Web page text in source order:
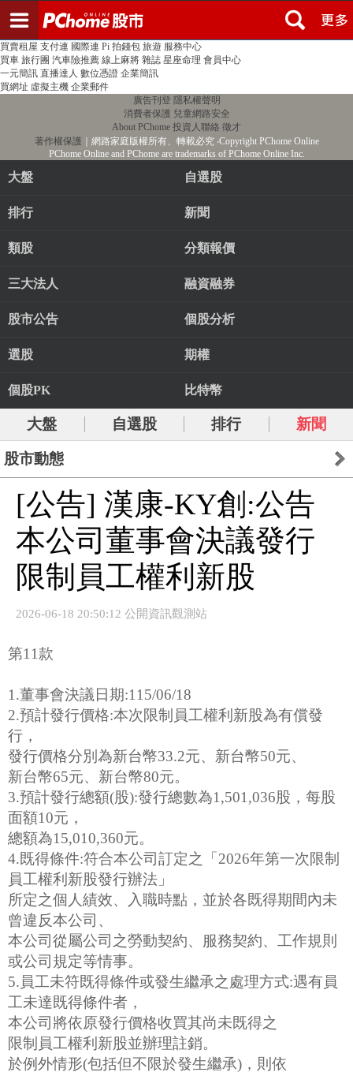
PChome首頁 線上購物 24h購物 書店
買賣租屋 支付連 國際連 Pi 拍錢包 旅遊 服務中心
買車 旅行團 汽車險推薦 線上麻將 雜誌 星座命理 會員中心
一元簡訊 直播達人 數位憑證 企業簡訊
買網址 虛擬主機 企業郵件
廣告刊登 隱私權聲明
消費者保護 兒童網路安全
About PChome 投資人聯絡 徵才
著作權保護 ｜網路家庭版權所有、轉載必究‧Copyright PChome Online
PChome Online and PChome are trademarks of PChome Online Inc.
大盤 自選股
排行 新聞
類股 分類報價
三大法人 融資融券
股市公告 個股分析
選股 期權
個股PK 比特幣
大盤 自選股 排行 新聞
股市動態
[公告] 漢康-KY創:公告
本公司董事會決議發行
限制員工權利新股
2026-06-18 20:50:12 公開資訊觀測站
第11款
1.董事會決議日期:115/06/18
2.預計發行價格:本次限制員工權利新股為有償發
行，
發行價格分別為新台幣33.2元、新台幣50元、
新台幣65元、新台幣80元。
3.預計發行總額(股):發行總數為1,501,036股，每股
面額10元，
總額為15,010,360元。
4.既得條件:符合本公司訂定之「2026年第一次限制
員工權利新股發行辦法」
所定之個人績效、入職時點，並於各既得期間內未
曾違反本公司、
本公司從屬公司之勞動契約、服務契約、工作規則
或公司規定等情事。
5.員工未符既得條件或發生繼承之處理方式:遇有員
工未達既得條件者，
本公司將依原發行價格收買其尚未既得之
限制員工權利新股並辦理註銷。
於例外情形(包括但不限於發生繼承)，則依